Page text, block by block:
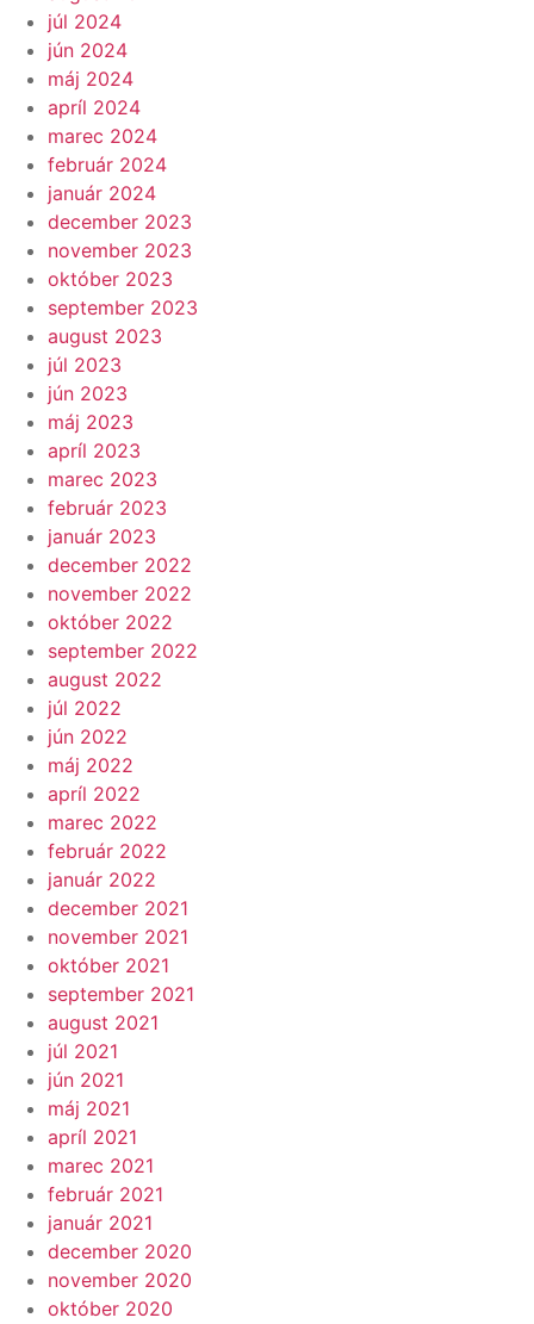
júl 2024
jún 2024
máj 2024
apríl 2024
marec 2024
február 2024
január 2024
december 2023
november 2023
október 2023
september 2023
august 2023
júl 2023
jún 2023
máj 2023
apríl 2023
marec 2023
február 2023
január 2023
december 2022
november 2022
október 2022
september 2022
august 2022
júl 2022
jún 2022
máj 2022
apríl 2022
marec 2022
február 2022
január 2022
december 2021
november 2021
október 2021
september 2021
august 2021
júl 2021
jún 2021
máj 2021
apríl 2021
marec 2021
február 2021
január 2021
december 2020
november 2020
október 2020